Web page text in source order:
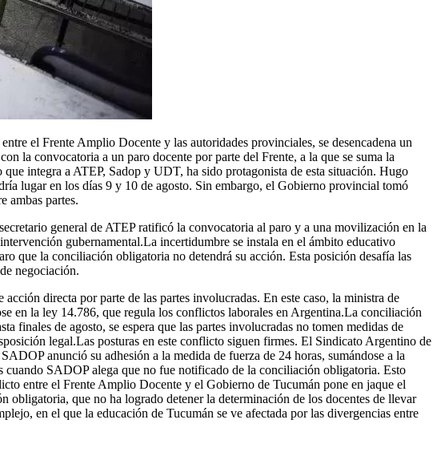
el Frente Amplio Docente y las autoridades provinciales, se desencadena un
la convocatoria a un paro docente por parte del Frente, a la que se suma la
integra a ATEP, Sadop y UDT, ha sido protagonista de esta situación. Hugo
lugar en los días 9 y 10 de agosto. Sin embargo, el Gobierno provincial tomó
ambas partes.
general de ATEP ratificó la convocatoria al paro y a una movilización en la
gubernamental.La incertidumbre se instala en el ámbito educativo
que la conciliación obligatoria no detendrá su acción. Esta posición desafía las
negociación.
directa por parte de las partes involucradas. En este caso, la ministra de
en la ley 14.786, que regula los conflictos laborales en Argentina.La conciliación
finales de agosto, se espera que las partes involucradas no tomen medidas de
legal.Las posturas en este conflicto siguen firmes. El Sindicato Argentino de
anunció su adhesión a la medida de fuerza de 24 horas, sumándose a la
cuando SADOP alega que no fue notificado de la conciliación obligatoria. Esto
entre el Frente Amplio Docente y el Gobierno de Tucumán pone en jaque el
que no ha logrado detener la determinación de los docentes de llevar
en el que la educación de Tucumán se ve afectada por las divergencias entre